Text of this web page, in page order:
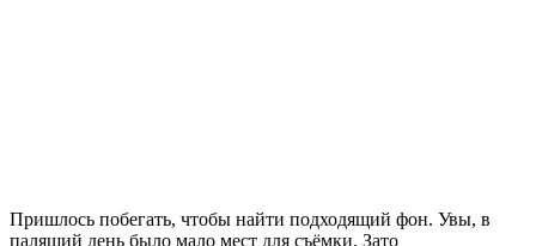
Пришлось побегать, чтобы найти подходящий фон. Увы, в
палящий день было мало мест для съёмки. Зато